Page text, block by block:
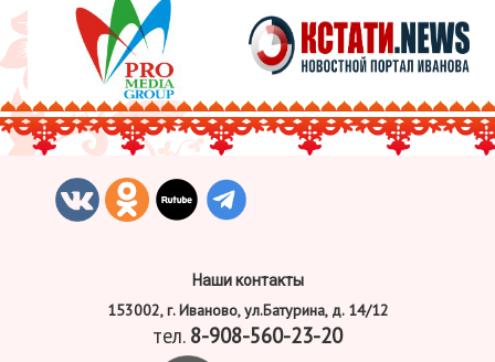
Наши контакты
153002, г. Иваново, ул.Батурина, д. 14/12
тел. 8-908-560-23-20